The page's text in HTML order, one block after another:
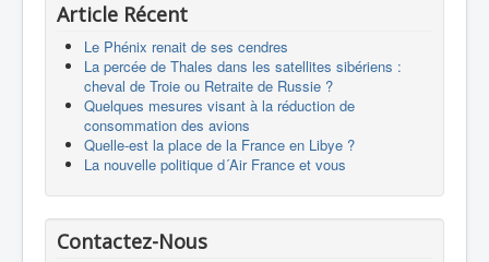
Europespace
Drones
Article Récent
Le Phénix renait de ses cendres
La percée de Thales dans les satellites sibériens :
cheval de Troie ou Retraite de Russie ?
Quelques mesures visant à la réduction de
consommation des avions
Quelle-est la place de la France en Libye ?
La nouvelle politique d´Air France et vous
Contactez-Nous